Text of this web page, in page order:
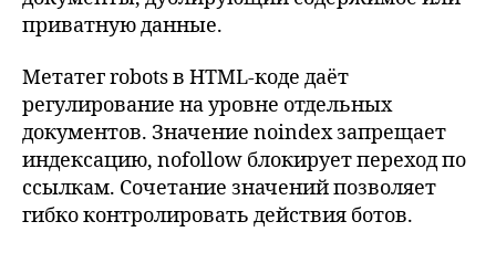
приватную данные.
Метатег robots в HTML-коде даёт
регулирование на уровне отдельных
документов. Значение noindex запрещает
индексацию, nofollow блокирует переход по
ссылкам. Сочетание значений позволяет
гибко контролировать действия ботов.